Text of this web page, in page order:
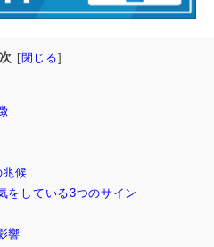
[閉じる]
候
をしている3つのサイン
響